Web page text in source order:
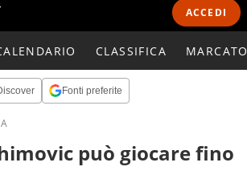
ACCEDI
CLASSIFICA
Fonti preferite
può giocare fino